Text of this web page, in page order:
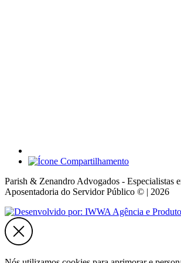
Parish & Zenandro Advogados - Especialistas
Aposentadoria do Servidor Público © | 2026